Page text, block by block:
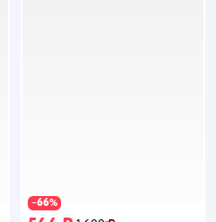
−66%